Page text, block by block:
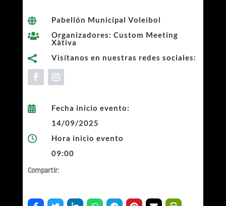

Pabellón Municipal Voleibol

Organizadores: Custom Meeting
Xàtiva

Visítanos en nuestras redes sociales:

Fecha inicio evento:
14/09/2025

Hora inicio evento
09:00
Compartir: